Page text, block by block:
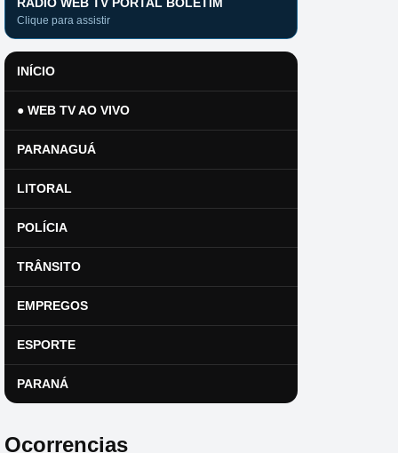
Clique para assistir
INÍCIO
● WEB TV AO VIVO
PARANAGUÁ
LITORAL
POLÍCIA
TRÂNSITO
EMPREGOS
ESPORTE
PARANÁ
Ocorrencias